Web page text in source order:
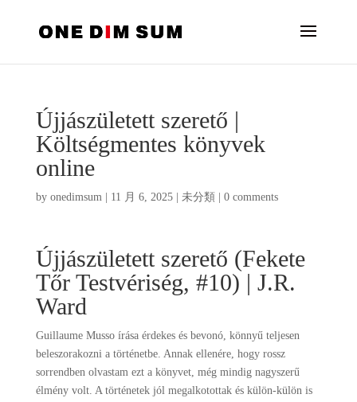
Újjászületett szerető |
Költségmentes könyvek
online
by onedimsum| 11 月 6, 2025| 未分類 0 comments
Újjászületett szerető (Fekete
Tőr Testvériség, #10) | J.R.
Ward
Guillaume Musso írása érdekes és bevonó, könnyű teljesen
beleszorakozni a történetbe. Annak ellenére, hogy rossz
sorrendben olvastam ezt a könyvet, még mindig nagyszerű
élmény volt. A történetek jól megalkotottak és külön-külön is